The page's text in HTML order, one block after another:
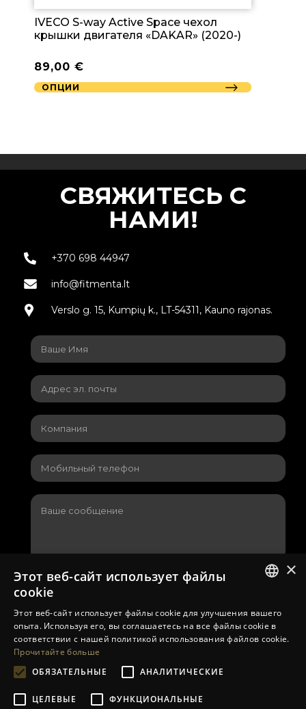
IVECO S-way Active Space чехол
крышки двигателя «DAKAR» (2020-)
89,00 €
ОПЦИИ
СВЯЖИТЕСЬ С
НАМИ!
+370 698 44947
info@fitmenta.lt
Verslo g. 15, Kumpių k., LT-54311, Kauno rajonas.
Я согласен сполитикой конфиденциальности
используемой на сайте
EN
×
Этот веб-сайт использует файлы
cookie
Этот веб-сайт использует файлы cookie для улучшения вашего
опыта. Используя его, вы соглашаетесь на все файлы cookie в
соответствии с нашей политикой использования файлов cookie.
Прочитайте больше
ОБЯЗАТЕЛЬНЫЕ
АНАЛИТИЧЕСКИЕ
ЦЕЛЕВЫЕ ФУНКЦИОНАЛЬНЫЕ